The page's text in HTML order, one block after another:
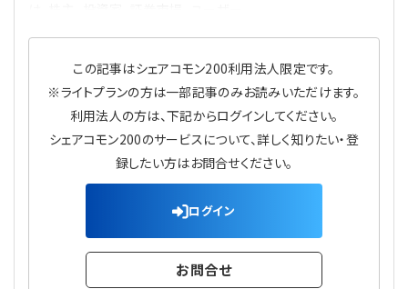
この記事はシェアコモン200利用法人限定です。
※ライトプランの方は一部記事のみお読みいただけます。
利用法人の方は、下記からログインしてください。
シェアコモン200のサービスについて、詳しく知りたい・登
録したい方はお問合せください。
ログイン
お問合せ